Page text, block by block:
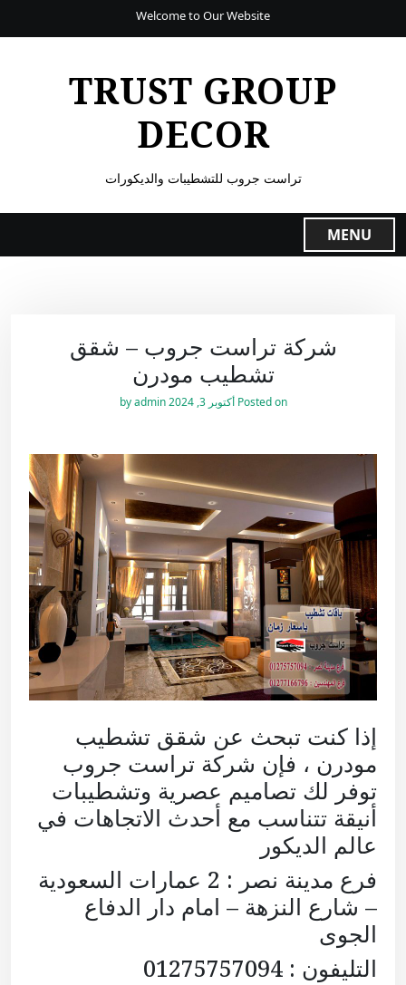
Welcome to Our Website
TRUST GROUP
DECOR
تراست جروب للتشطيبات والديكورات
MENU
شركة تراست جروب – شقق
تشطيب مودرن
Posted on أكتوبر 3, 2024 by
admin
إذا كنت تبحث عن شقق تشطيب
مودرن ، فإن شركة تراست جروب
توفر لك تصاميم عصرية وتشطيبات
أنيقة تتناسب مع أحدث الاتجاهات في
عالم الديكور
فرع مدينة نصر : 2 عمارات السعودية
– شارع النزهة – امام دار الدفاع
الجوى
التليفون : 01275757094